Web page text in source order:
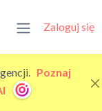
Zaloguj się
Poznaj